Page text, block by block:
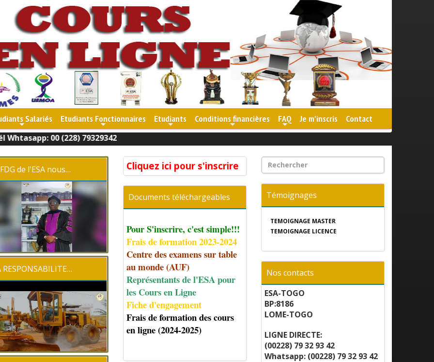
+
Salariés
+
Etudiants Fonctionnaires
+
Etudiants
+
Conditions financières
+
FAQ Je m'inscris Contact
00 (228) 79329342
de l'ESA nous…
RESPONSABILITE…
Cliquez ici pour s'inscrire
Documents téléchargeables
Pour S'inscrire, c'est simple!!!
Frais de formation 2023-2024
Centre des examens sur table
au monde (AUF)
Représentants de l'ESA pour
les Cours en Ligne
Fiche d'engagement
Frais de formation des cours
en ligne (2024-2025)
Témoignages
TEMOIGNAGE MASTER
TEMOIGNAGE LICENCE
Nos contacts
ESA-TOGO
BP:8186
LOME-TOGO
LIGNE DIRECTE:
(00228) 79 32 93 42
Whatsapp: (00228) 79 32 93 42